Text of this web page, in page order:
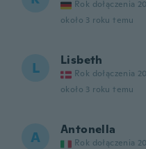
Rok dołączenia
około 3 roku temu
L Lisbeth
Rok dołączenia
około 3 roku temu
A Antonella
Rok dołączenia